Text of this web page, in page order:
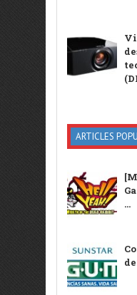
ARTICLES
...